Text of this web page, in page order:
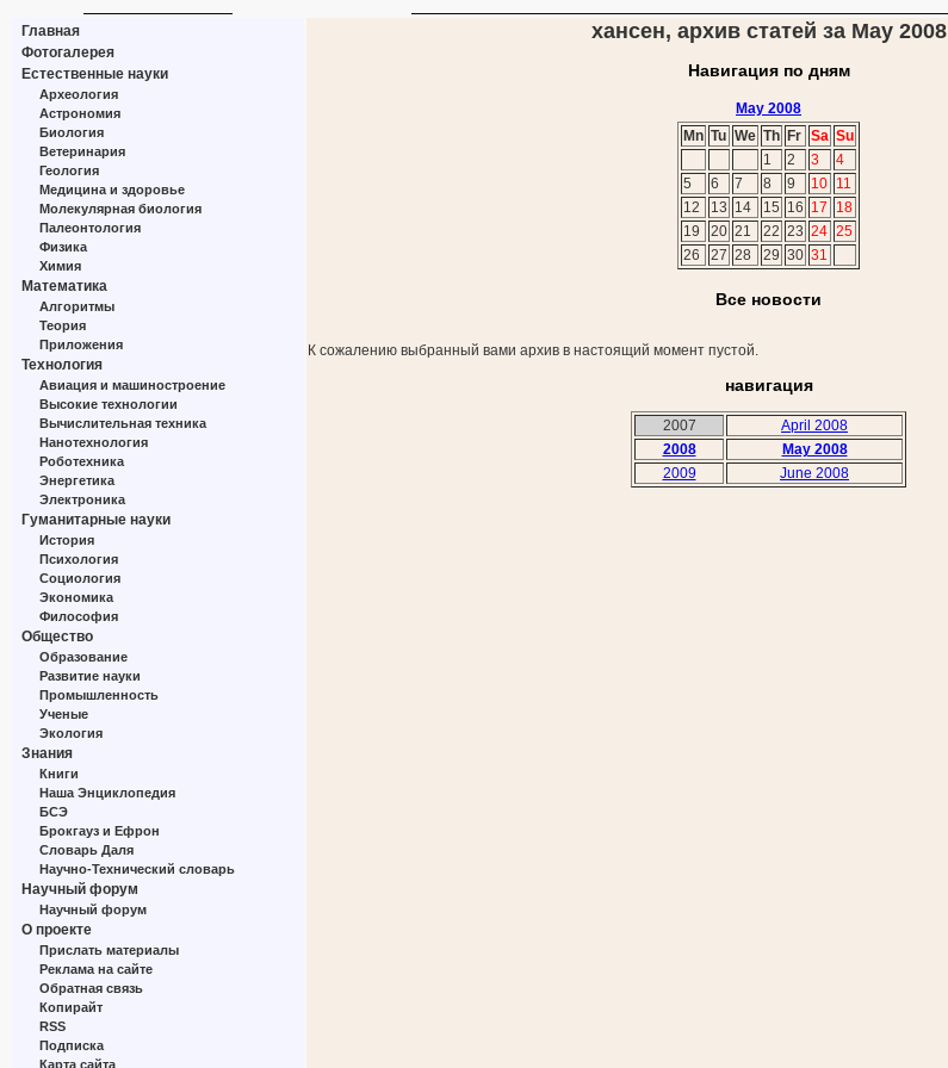
Главная
Фотогалерея
Естественные науки
Археология
Астрономия
Биология
Ветеринария
Геология
Медицина и здоровье
Молекулярная биология
Палеонтология
Физика
Химия
Математика
Алгоритмы
Теория
Приложения
Технология
Авиация и машиностроение
Высокие технологии
Вычислительная техника
Нанотехнология
Роботехника
Энергетика
Электроника
Гуманитарные науки
История
Психология
Социология
Экономика
Философия
Общество
Образование
Развитие науки
Промышленность
Ученые
Экология
Знания
Книги
Наша Энциклопедия
БСЭ
Брокгауз и Ефрон
Словарь Даля
Научно-Технический словарь
Научный форум
Научный форум
О проекте
Прислать материалы
Реклама на сайте
Обратная связь
Копирайт
RSS
Подписка
Карта сайта
хансен, архив статей за May 2008
Навигация по дням
May 2008
Mn Tu We Th Fr Sa Su
1
2 3
4
5
6 7 8 9 10 11
12
13 14 15 16 17
18
19
20 21 22 23 24 25
26
27 28 29 30 31
Все новости
К сожалению выбранный вами архив в настоящий момент пустой.
навигация
2007
April 2008
2008
May 2008
2009
June 2008